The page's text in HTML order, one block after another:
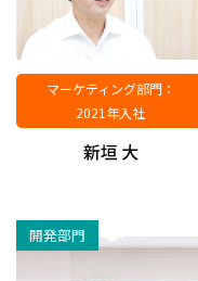
マーケティング部門：
2021年入社
開発部門